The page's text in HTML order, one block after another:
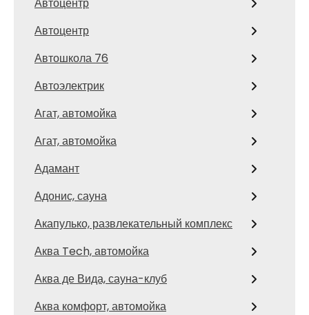
Автоцентр
Автошкола 76
Автоэлектрик
Агат, автомойка
Агат, автомойка
Адамант
Адонис, сауна
Акапулько, развлекательный комплекс
Аква Tech, автомойка
Аква де Вида, сауна-клуб
Аква комфорт, автомойка